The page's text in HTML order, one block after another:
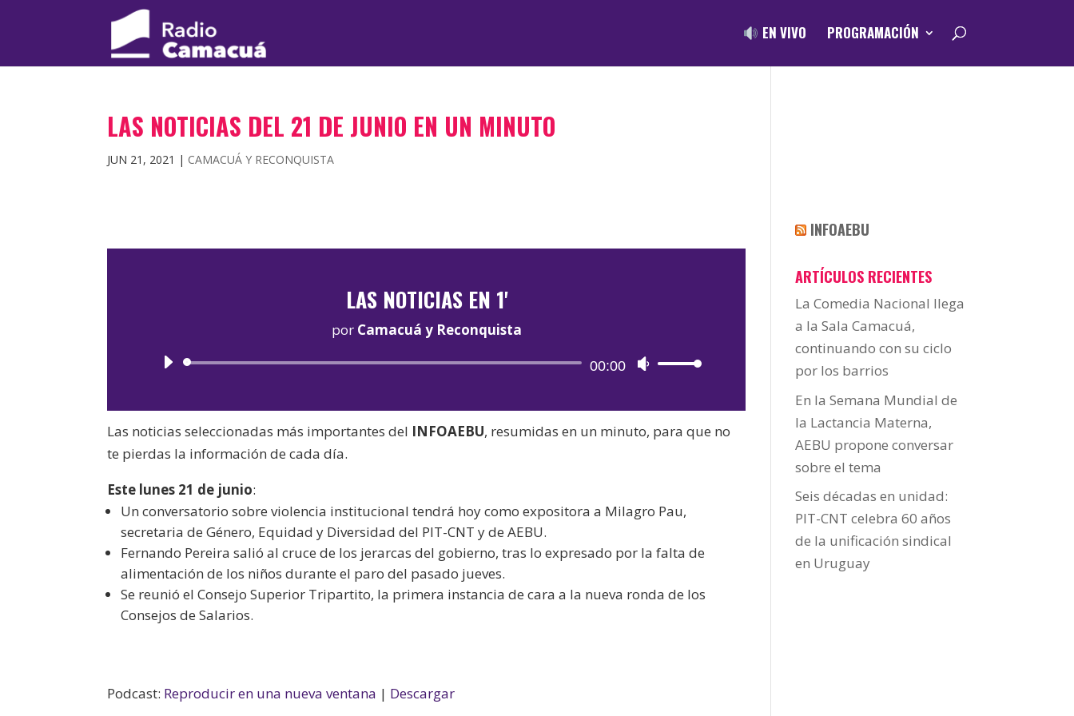
EN VIVO PROGRAMACIÓN
LAS NOTICIAS DEL 21 DE JUNIO EN UN MINUTO
JUN 21, 2021 | CAMACUÁ Y RECONQUISTA
LAS NOTICIAS EN 1'
por Camacuá y Reconquista
Reproductor
audio
00:00
Utiliza
teclas
de
aumentar
o
el
Las noticias seleccionadas más importantes del INFOAEBU, resumidas en un minuto, para que no
te pierdas la información de cada día.
Este lunes 21 de junio:
Un conversatorio sobre violencia institucional tendrá hoy como expositora a Milagro Pau,
secretaria de Género, Equidad y Diversidad del PIT-CNT y de AEBU.
Fernando Pereira salió al cruce de los jerarcas del gobierno, tras lo expresado por la falta de
alimentación de los niños durante el paro del pasado jueves.
Se reunió el Consejo Superior Tripartito, la primera instancia de cara a la nueva ronda de los
Consejos de Salarios.
Podcast: Reproducir en una nueva ventana | Descargar
INFOAEBU
ARTÍCULOS RECIENTES
La Comedia Nacional llega
a la Sala Camacuá,
continuando con su ciclo
por los barrios
En la Semana Mundial de
la Lactancia Materna,
AEBU propone conversar
sobre el tema
Seis décadas en unidad:
PIT-CNT celebra 60 años
de la unificación sindical
en Uruguay